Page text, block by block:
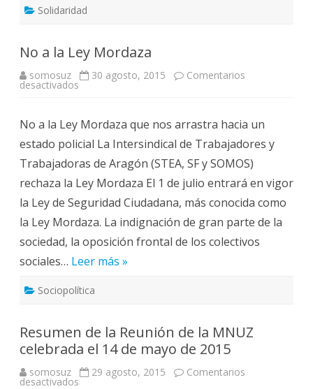
Solidaridad
No a la Ley Mordaza
somosuz 30 agosto, 2015 Comentarios
desactivadosen
Ley
Mordaza
No a la Ley Mordaza que nos arrastra hacia un
estado policial La Intersindical de Trabajadores y
Trabajadoras de Aragón (STEA, SF y SOMOS)
rechaza la Ley Mordaza El 1 de julio entrará en vigor
la Ley de Seguridad Ciudadana, más conocida como
la Ley Mordaza. La indignación de gran parte de la
sociedad, la oposición frontal de los colectivos
sociales… Leer más »
Sociopolítica
Resumen de la Reunión de la MNUZ
celebrada el 14 de mayo de 2015
somosuz 29 agosto, 2015 Comentarios
desactivadosen